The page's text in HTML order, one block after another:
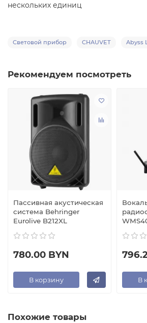
нескольких единиц
Световой прибор CHAUVET Abyss
Рекомендуем посмотреть
Пассивная акустическая
система Behringer
Eurolive B212XL
780.00 BYN
В корзину В
Похожие товары